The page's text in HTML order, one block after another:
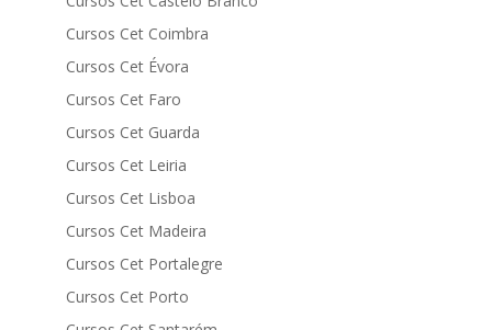
Cursos Cet Coimbra
Cursos Cet Évora
Cursos Cet Faro
Cursos Cet Guarda
Cursos Cet Leiria
Cursos Cet Lisboa
Cursos Cet Madeira
Cursos Cet Portalegre
Cursos Cet Porto